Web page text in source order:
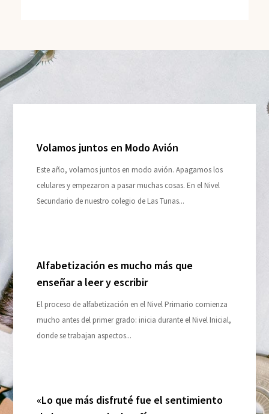
Volamos juntos en Modo Avión
Este año, volamos juntos en modo avión. Apagamos los
celulares y empezaron a pasar muchas cosas. En el Nivel
Secundario de nuestro colegio de Las Tunas...
Alfabetización es mucho más que
enseñar a leer y escribir
El proceso de alfabetización en el Nivel Primario comienza
mucho antes del primer grado: inicia durante el Nivel Inicial,
donde se trabajan aspectos...
«Lo que más disfruté fue el sentimiento